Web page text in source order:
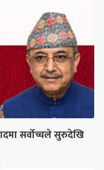
सर्वोच्चले सुरुदेखि